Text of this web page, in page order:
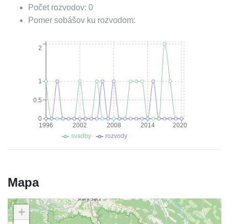
Počet rozvodov: 0
Pomer sobášov ku rozvodom:
1996 2002 2008 2014 2020
0
0.5
1
2
svadby rozvody
Mapa
+